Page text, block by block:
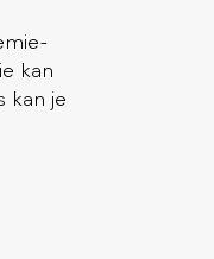
kan
kan je